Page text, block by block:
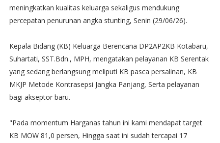
meningkatkan kualitas keluarga sekaligus mendukung
percepatan penurunan angka stunting, Senin (29/06/26).
‎Kepala Bidang (KB) Keluarga Berencana DP2AP2KB Kotabaru,
Suhartati, SST.Bdn., MPH, mengatakan pelayanan KB Serentak
yang sedang berlangsung meliputi KB pasca persalinan, KB
MKJP Metode Kontrasepsi Jangka Panjang, Serta pelayanan
bagi akseptor baru.
‎"Pada momentum Harganas tahun ini kami mendapat target
KB MOW 81,0 persen, Hingga saat ini sudah tercapai 17